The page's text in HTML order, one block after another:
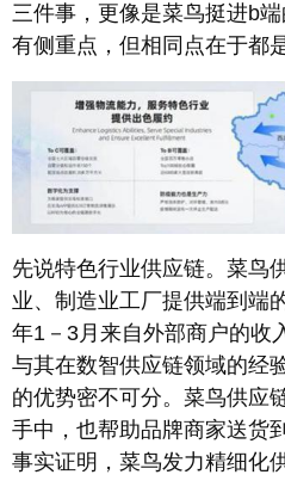
三件事，更像是菜鸟挺进b
有侧重点，但相同点在于都
先说特色行业供应链。菜鸟
业、制造业工厂提供端到端
年1－3月来自外部商户的收
与其在数智供应链领域的经
的优势密不可分。菜鸟供应
手中，也帮助品牌商家送货
事实证明，菜鸟发力精细化